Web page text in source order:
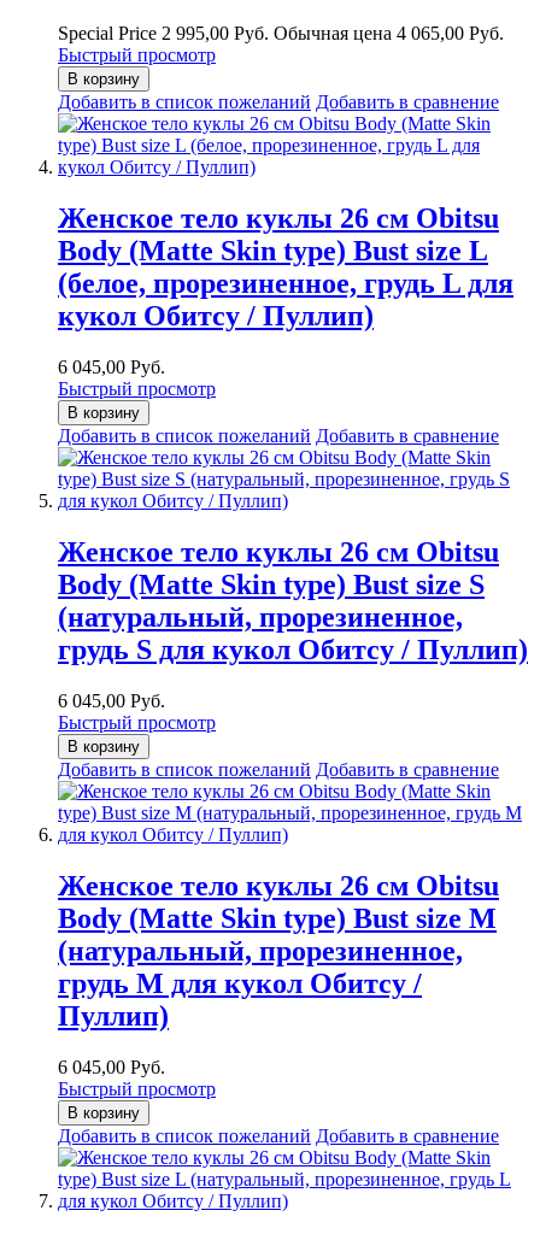
Special Price 2 995,00 Руб. Обычная цена 4 065,00 Руб.
Быстрый просмотр
В корзину
Добавить в список пожеланий Добавить в сравнение
Женское тело куклы 26 см Obitsu
Body (Matte Skin type) Bust size L
(белое, прорезиненное, грудь L для
кукол Обитсу / Пуллип)
6 045,00 Руб.
Быстрый просмотр
В корзину
Добавить в список пожеланий Добавить в сравнение
Женское тело куклы 26 см Obitsu
Body (Matte Skin type) Bust size S
(натуральный, прорезиненное,
грудь S для кукол Обитсу / Пуллип)
6 045,00 Руб.
Быстрый просмотр
В корзину
Добавить в список пожеланий Добавить в сравнение
Женское тело куклы 26 см Obitsu
Body (Matte Skin type) Bust size M
(натуральный, прорезиненное,
грудь M для кукол Обитсу /
Пуллип)
6 045,00 Руб.
Быстрый просмотр
В корзину
Добавить в список пожеланий Добавить в сравнение